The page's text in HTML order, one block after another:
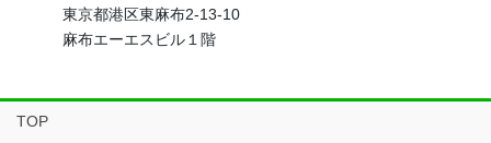
東京都港区東麻布2-13-10
麻布エーエスビル１階
TOP